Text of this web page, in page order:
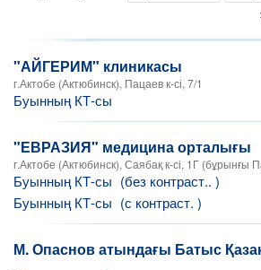
"АЙГЕРИМ" клиникасы
г.Актобе (Актюбинск), Пацаев к-сі, 7/1
Буынның КТ-сы
"ЕВРАЗИЯ" медицина орталығы
г.Актобе (Актюбинск), Саябақ к-сі, 1Г (бұрынғы
Буынның КТ-сы (без контраст.. )
Буынның КТ-сы (с контраст. )
М. Опаснов атындағы Батыс